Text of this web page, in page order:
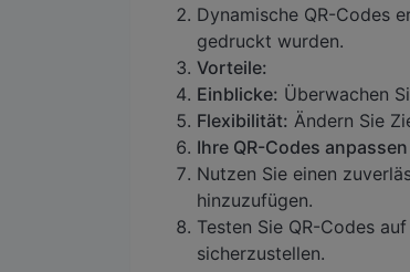
Dynamische QR-Codes
gedruckt wurden.
Vorteile:
Einblicke: Überwachen
Flexibilität: Ändern Sie
Ihre QR-Codes anpassen
Nutzen Sie einen
hinzuzufügen.
Testen Sie QR-Codes
sicherzustellen.